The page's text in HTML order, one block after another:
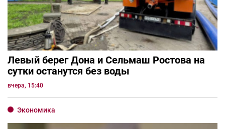
Левый берег Дона и Сельмаш Ростова на
сутки останутся без воды
вчера, 15:40
Экономика